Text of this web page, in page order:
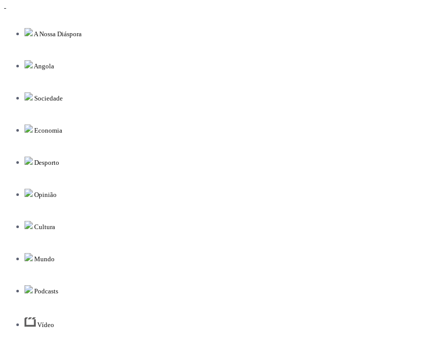
A Nossa Diáspora
Angola
Sociedade
Economia
Desporto
Opinião
Cultura
Mundo
Podcasts
Vídeo